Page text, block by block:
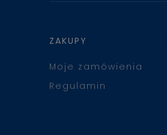
ZAKUPY
Moje zamówienia
Regulamin